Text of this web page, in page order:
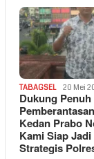
TABAGSEL 20 Mei
Dukung Penuh
Kedan Prabo
Kami Siap
Strategis